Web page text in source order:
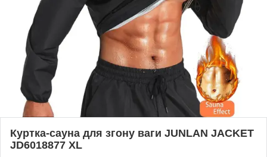
Куртка-сауна для згону ваги JUNLAN JACKET
JD6018877 XL